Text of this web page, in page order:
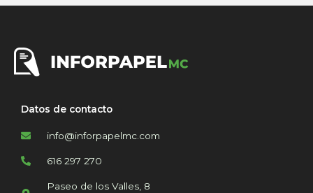
Datos de contacto
info@inforpapelmc.com
616 297 270
Paseo de los Valles, 8